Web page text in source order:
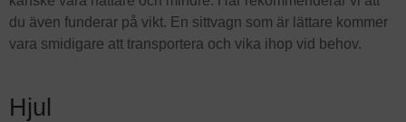
du även funderar på vikt. En sittvagn som är lättare kommer
vara smidigare att transportera och vika ihop vid behov.
Hjul